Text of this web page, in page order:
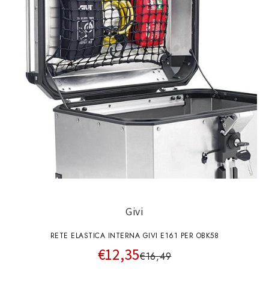
Givi
RETE ELASTICA INTERNA GIVI E161 PER OBK58
€12,35€16,49